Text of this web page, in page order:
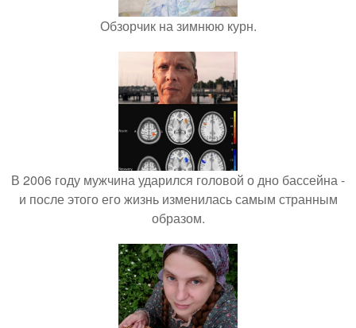
Обзорчик на зимнюю курн.
В 2006 году мужчина ударился головой о дно бассейна -
и после этого его жизнь изменилась самым странным
образом.